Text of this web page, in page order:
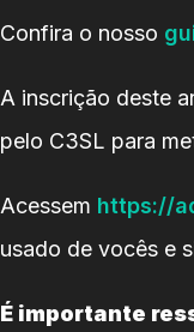
Confira o nosso
A inscrição deste
pelo C3SL para
Acessem https://
usado de vocês e
É importante